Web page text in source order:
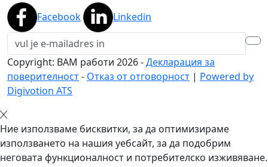
Facebook Linkedin
Copyright: BAM работи 2026-Декларация за
поверителност- Отказ от отговорност | Powered by
Digivotion ATS
Ние използваме бисквитки, за да оптимизираме
използването на нашия уебсайт, за да подобрим
неговата функционалност и потребителско изживяване.